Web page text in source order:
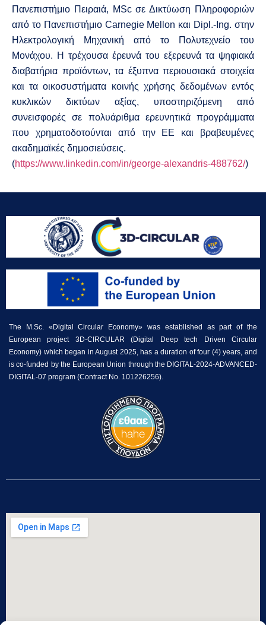
Πανεπιστήμιο Πειραιά, MSc σε Δικτύωση Πληροφοριών
από το Πανεπιστήμιο Carnegie Mellon και Dipl.-Ing. στην
Ηλεκτρολογική Μηχανική από το Πολυτεχνείο του
Μονάχου. Η τρέχουσα έρευνά του εξερευνά τα ψηφιακά
διαβατήρια προϊόντων, τα έξυπνα περιουσιακά στοιχεία
και τα οικοσυστήματα κοινής χρήσης δεδομένων εντός
κυκλικών δικτύων αξίας, υποστηριζόμενη από
συνεισφορές σε πολυάριθμα ερευνητικά προγράμματα
που χρηματοδοτούνται από την ΕΕ και βραβευμένες
ακαδημαϊκές δημοσιεύσεις.
(https://www.linkedin.com/in/george-alexandris-488762/)
The M.Sc. «Digital Circular Economy» was established as part of the
European project 3D-CIRCULAR (Digital Deep tech Driven Circular
Economy) which began in August 2025, has a duration of four (4) years, and
is co-funded by the European Union through the DIGITAL-2024-ADVANCED-
DIGITAL-07 program (Contract No. 101226256).